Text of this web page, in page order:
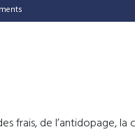
de l’antidopage, la